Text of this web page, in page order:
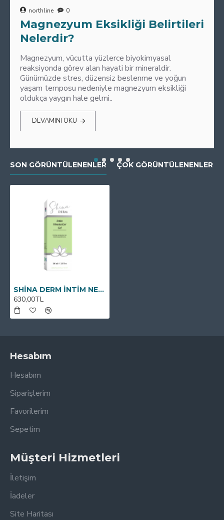
northline 0
Magnezyum Eksikliği Belirtileri
Nelerdir?
Magnezyum, vücutta yüzlerce biyokimyasal
reaksiyonda görev alan hayati bir mineraldir.
Günümüzde stres, düzensiz beslenme ve yoğun
yaşam temposu nedeniyle magnezyum eksikliği
oldukça yaygın hale gelmi..
DEVAMINI OKU
SON GÖRÜNTÜLENENLER ÇOK GÖRÜNTÜLENENLER
SHİNA DERM İNTİM NEMLENDİRİCİ JEL (KAYGANLAŞTIRICI JEL) 100ML
630,00TL
Hesabım
Hesabım
Siparişlerim
Favorilerim
Sepetim
Müşteri Hizmetleri
İletişim
İadeler
Site Haritası